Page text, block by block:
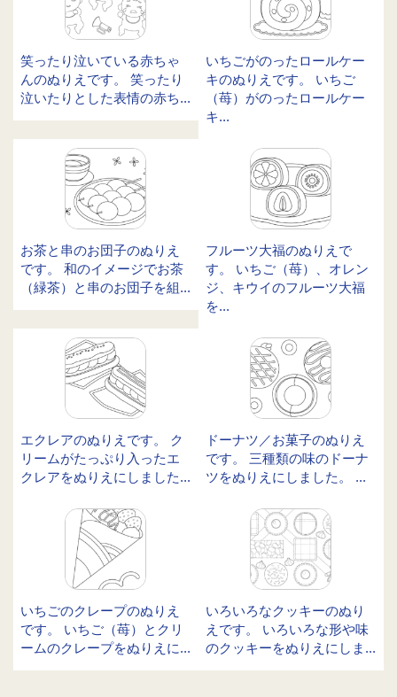
笑ったり泣いている赤ちゃ
んのぬりえです。 笑ったり
泣いたりとした表情の赤ち...
いちごがのったロールケー
キのぬりえです。 いちご
（苺）がのったロールケー
キ...
お茶と串のお団子のぬりえ
です。 和のイメージでお茶
（緑茶）と串のお団子を組...
フルーツ大福のぬりえで
す。 いちご（苺）、オレン
ジ、キウイのフルーツ大福
を...
エクレアのぬりえです。 ク
リームがたっぷり入ったエ
クレアをぬりえにしました...
ドーナツ／お菓子のぬりえ
です。 三種類の味のドーナ
ツをぬりえにしました。 ...
いちごのクレープのぬりえ
です。 いちご（苺）とクリ
ームのクレープをぬりえに...
いろいろなクッキーのぬり
えです。 いろいろな形や味
のクッキーをぬりえにしま...